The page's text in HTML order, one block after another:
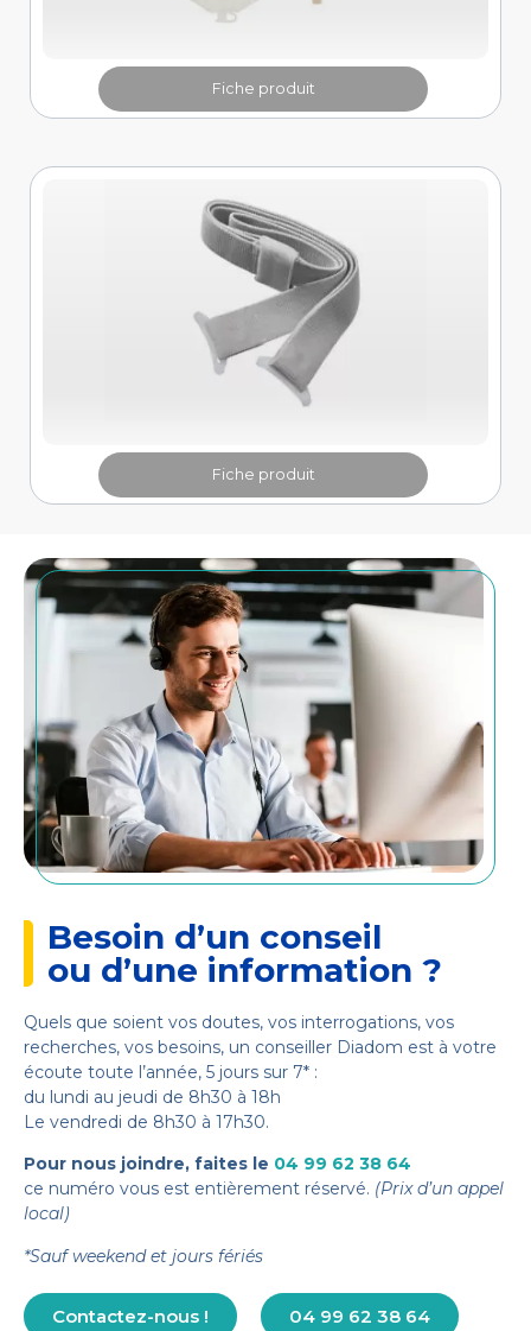
Fiche produit
Fiche produit
Besoin d’un conseil
ou d’une information ?
Quels que soient vos doutes, vos interrogations, vos
recherches, vos besoins, un conseiller Diadom est à votre
écoute toute l’année, 5 jours sur 7* :
du lundi au jeudi de 8h30 à 18h
Le vendredi de 8h30 à 17h30.
Pour nous joindre, faites le 04 99 62 38 64
ce numéro vous est entièrement réservé. (Prix d’un appel
local)
*Sauf weekend et jours fériés
Contactez-nous ! 04 99 62 38 64